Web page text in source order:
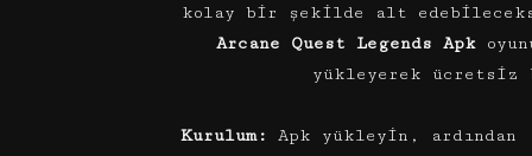
kolay bir şekilde alt
Arcane Quest Legends Apk
yükleyerek
Kurulum:
Apk yükleyin, ardından